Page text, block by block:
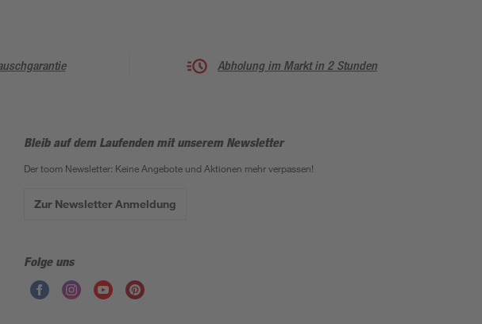
Abholung im Markt in 2 Stunden
Bleib auf dem Laufenden mit unserem Newsletter
Der toom Newsletter: Keine Angebote und Aktionen mehr verpassen!
Zur Newsletter Anmeldung
Folge uns